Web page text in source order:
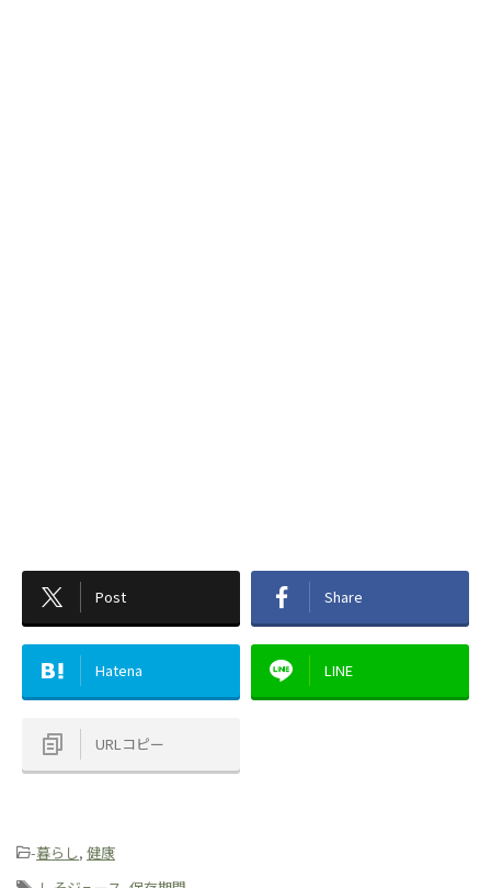
Post Share
Hatena LINE
URLコピー
-暮らし, 健康